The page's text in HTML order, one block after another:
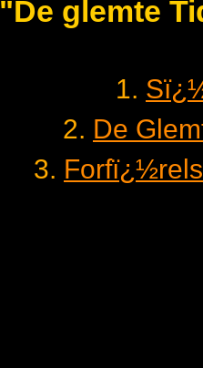
"De glemte
1.
2. De
3.